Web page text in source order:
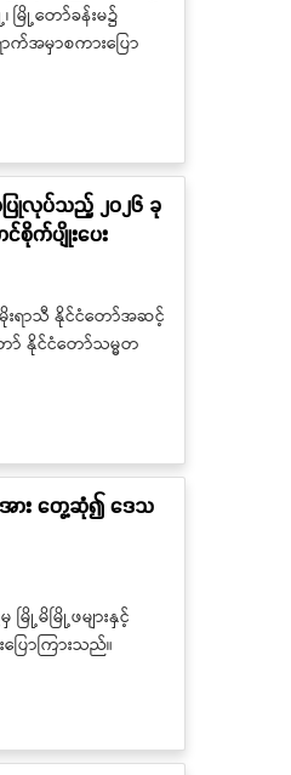
ြို့တော်ခန်းမ၌
အမှာစကားပြော
ပြုလုပ်သည့် ၂၀၂၆ ခု
စိုက်ပျိုးပေး
မိုးရာသီ နိုင်ငံတော်အဆင့်
ာ် နိုင်ငံတော်သမ္မတ
းအား တွေ့ဆုံ၍ ဒေသ
ြို့မိမြို့ဖများနှင့်
ောကြားသည်။